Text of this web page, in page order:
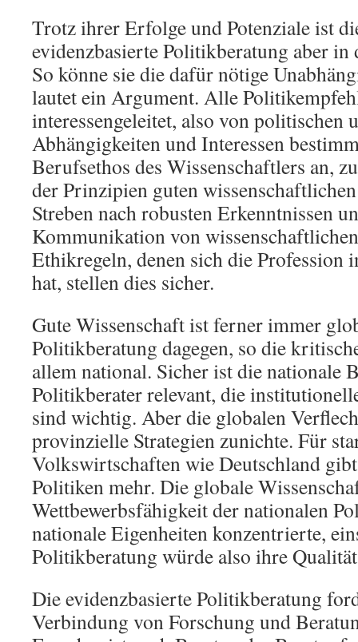
Trotz ihrer Erfolge und Potenziale ist
evidenzbasierte Politikberatung aber
So könne sie die dafür nötige
lautet ein Argument. Alle
interessengeleitet, also von politischen
Abhängigkeiten und Interessen
Berufsethos des Wissenschaftlers an,
der Prinzipien guten
Streben nach robusten Erkenntnissen
Kommunikation von
Ethikregeln, denen sich die Profession
hat, stellen dies sicher.
Gute Wissenschaft ist ferner immer
Politikberatung dagegen, so die
allem national. Sicher ist die nationale
Politikberater relevant, die
sind wichtig. Aber die globalen
provinzielle Strategien zunichte. Für
Volkswirtschaften wie Deutschland
Politiken mehr. Die globale
Wettbewerbsfähigkeit der nationalen
nationale Eigenheiten konzentrierte,
Politikberatung würde also ihre
Die evidenzbasierte Politikberatung
Verbindung von Forschung und